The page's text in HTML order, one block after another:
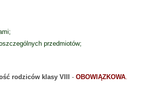
przedmiotów;
rodziców klasy VIII - OBOWIĄZKOWA.